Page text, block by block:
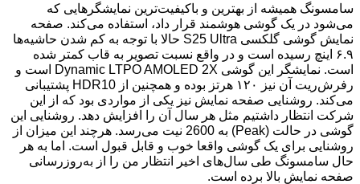
سامسونگ همیشه از بهترین و باکیفیت‌ترین نمایشگرهایی که
می‌شود در یک گوشی هوشمند قرار داد، استفاده می‌کند. صفحه
نمایش گوشی گلکسی S25 Ultra حالا با توجه به کم شدن حاشیه‌ها
۶.۹ اینچ رسیده است و در واقع نسبت تصویر به قاب کمتر شده
است. نمایشگر این گوشی Dynamic LTPO AMOLED 2X است و
رفرش‌ریت آن نیز ۱۲۰ هرتز بوده و همچنین از HDR10 پشتیبانی
می‌کند. روشنایی صفحه نمایش نیز یکی از مواردی بود که از این
شرکت انتظار داشتیم مثل هر سال آن را افزایش دهد. روشنایی این
گوشی در حالت (Peak) به 2600 نیت می‌رسد. هرچند این میزان از
روشنایی برای یک گوشی واقعا خوب و قابل قبول است. اما به هر
حال سامسونگ طی سال‌های اخیر انتظار من را از به‌روزرسانی
صفحه نمایش بالا برده است.